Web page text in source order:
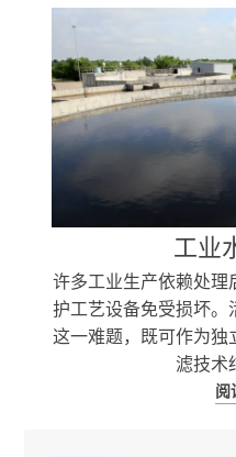
工业
许多工业生产依赖处
护工艺设备免受损坏
这一难题，既可作为
滤技术
阅